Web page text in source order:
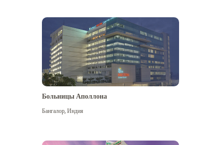
Посмотреть больше
Больницы Аполлона
Бангалор,Индия